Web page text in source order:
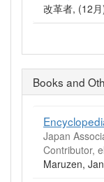
改革者, (12
Books and
Japan
Contributor,
Maruzen,